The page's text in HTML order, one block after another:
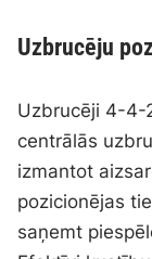
Uzbrucēju
Uzbrucēji 4-4-
centrālās
izmantot
pozicionējas
saņemt